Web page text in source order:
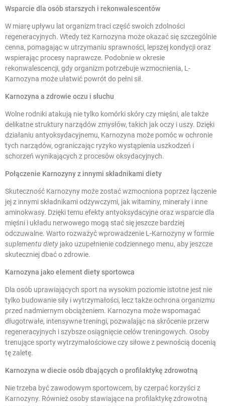
Wsparcie dla osób starszych i rekonwalescentów
W miarę upływu lat organizm traci część swoich zdolności
regeneracyjnych. Wtedy też Karnozyna może okazać się szczególnie
cenna, pomagając w utrzymaniu sprawności, lepszej kondycji oraz
wspierając procesy naprawcze. Podobnie w okresie
rekonwalescencji, gdy organizm potrzebuje wzmocnienia, L-
Karnozyna może ułatwić powrót do pełni sił.
Karnozyna a zdrowie oczu i słuchu
Wolne rodniki atakują nie tylko komórki skóry czy mięśni, ale także
delikatne struktury narządów zmysłów, takich jak oczy i uszy. Dzięki
działaniu antyoksydacyjnemu, Karnozyna może pomóc w ochronie
tych narządów, ograniczając ryzyko wystąpienia uszkodzeń i
schorzeń wynikających z procesów oksydacyjnych.
Połączenie Karnozyny z innymi składnikami diety
Skuteczność Karnozyny może zostać wzmocniona poprzez łączenie
jej z innymi składnikami odżywczymi, jak witaminy, minerały i inne
aminokwasy. Dzięki temu efekty antyoksydacyjne oraz wsparcie dla
mięśni i układu nerwowego mogą stać się jeszcze bardziej
odczuwalne. Warto rozważyć wprowadzenie L-Karnozyny w formie
suplementu diety jako uzupełnienie codziennego menu, aby jeszcze
skuteczniej dbać o zdrowie.
Karnozyna jako element diety sportowca
Dla osób uprawiających sport na wysokim poziomie istotne jest nie
tylko budowanie siły i wytrzymałości, lecz także ochrona organizmu
przed nadmiernym obciążeniem. Karnozyna może wspomagać
długotrwałe, intensywne treningi, pozwalając na skrócenie przerw
regeneracyjnych i szybsze osiągnięcie celów treningowych. Osoby
trenujące sporty wytrzymałościowe czy siłowe z pewnością docenią
tę zaletę.
Karnozyna w diecie osób dbających o profilaktykę zdrowotną
Nie trzeba być zawodowym sportowcem, by czerpać korzyści z
Karnozyny. Również osoby stawiające na profilaktykę zdrowotną